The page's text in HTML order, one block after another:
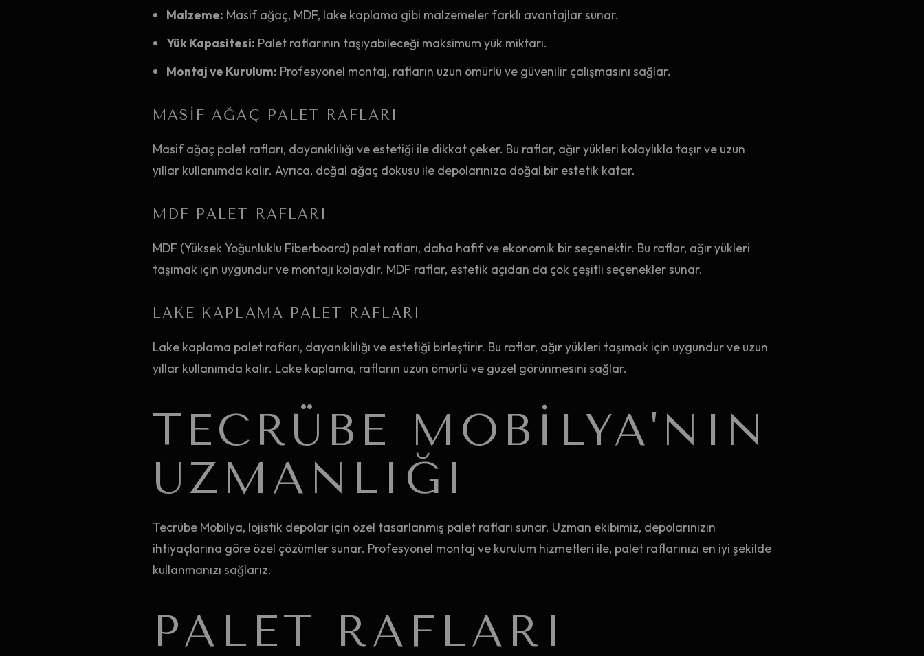
Malzeme: Masif ağaç, MDF, lake kaplama gibi malzemeler farklı avantajlar sunar.
Yük Kapasitesi: Palet raflarının taşıyabileceği maksimum yük miktarı.
Montaj ve Kurulum: Profesyonel montaj, rafların uzun ömürlü ve güvenilir çalışmasını sağlar.
MASIF AĞAÇ PALET RAFLARI
Masif ağaç palet rafları, dayanıklılığı ve estetiği ile dikkat çeker. Bu raflar, ağır yükleri kolaylıkla taşır ve uzun
yıllar kullanımda kalır. Ayrıca, doğal ağaç dokusu ile depolarınıza doğal bir estetik katar.
MDF PALET RAFLARI
MDF (Yüksek Yoğunluklu Fiberboard) palet rafları, daha hafif ve ekonomik bir seçenektir. Bu raflar, ağır yükleri
taşımak için uygundur ve montajı kolaydır. MDF raflar, estetik açıdan da çok çeşitli seçenekler sunar.
LAKE KAPLAMA PALET RAFLARI
Lake kaplama palet rafları, dayanıklılığı ve estetiği birleştirir. Bu raflar, ağır yükleri taşımak için uygundur ve uzun
yıllar kullanımda kalır. Lake kaplama, rafların uzun ömürlü ve güzel görünmesini sağlar.
TECRÜBE MOBILYA'NIN
UZMANLIĞI
Tecrübe Mobilya, lojistik depolar için özel tasarlanmış palet rafları sunar. Uzman ekibimiz, depolarınızın
ihtiyaçlarına göre özel çözümler sunar. Profesyonel montaj ve kurulum hizmetleri ile, palet raflarınızı en iyi şekilde
kullanmanızı sağlarız.
PALET RAFLARI